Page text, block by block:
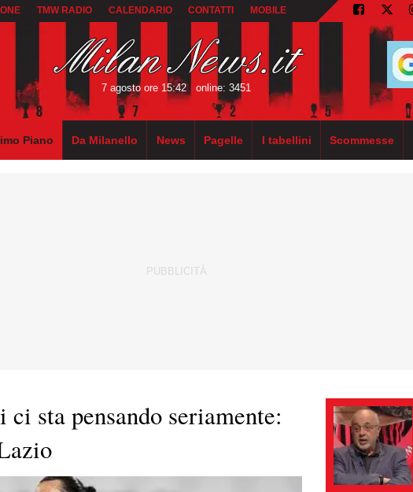
TMW RADIO CALENDARIO CONTATTI MOBILE
7 agosto ore 15:42 online: 3451
Piano Da Milanello News Pagelle I tabellini Scommesse
sta pensando seriamente: